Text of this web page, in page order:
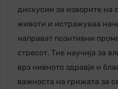
дискусии за изворите на
животи и истражуваa
направат позитивни
стресот. Тие научија за
врз нивното здравје и
важноста на грижата за